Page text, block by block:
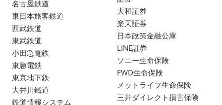
名古屋鉄道
東日本旅客鉄道
西武鉄道
東武鉄道
小田急電鉄
東急電鉄
東京地下鉄
大井川鐵道
鉄道情報システム
大和証券
楽天証券
日本政策金融公庫
LINE証券
ソニー生命保険
FWD生命保険
メットライフ生命保険
三井ダイレクト損害保険